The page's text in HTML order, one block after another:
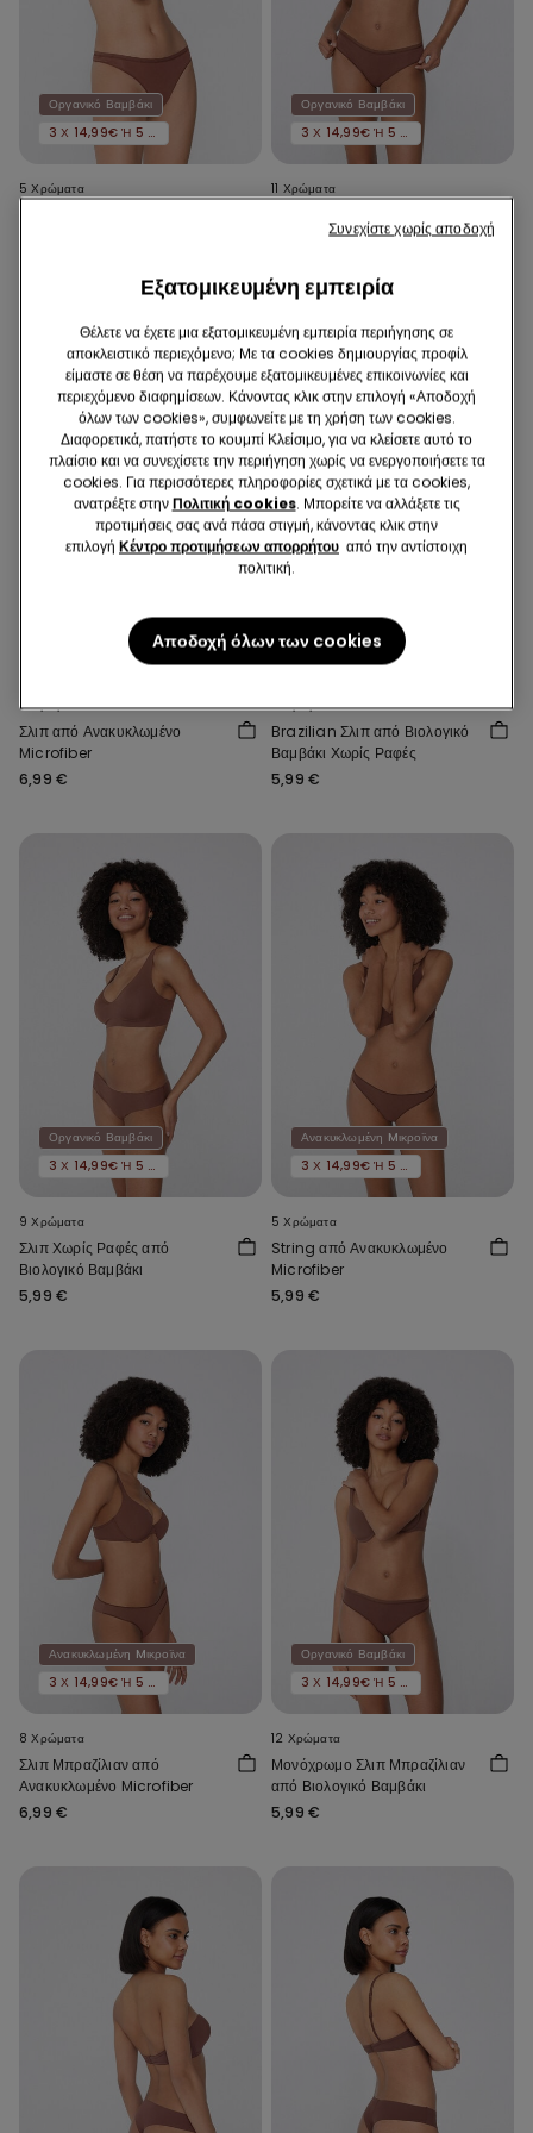
Οργανικό Βαμβάκι
3 Χ 14,99€ Ή 5 Χ 22,99€
5 Χρώματα
Οργανικό Βαμβάκι
3 Χ 14,99€ Ή 5 Χ 22,99€
11 Χρώματα
Ανακυκλωμένη Mικροϊνα
3 Χ 14,99€ Ή 5 Χ 22,99€
5 Χρώματα
Σλιπ από Ανακυκλωμένο
Microfiber
6,99 €
Οργανικό Βαμβάκι
3 Χ 14,99€ Ή 5 Χ 22,99€
9 Χρώματα
Brazilian Σλιπ από Βιολογικό
Βαμβάκι Χωρίς Ραφές
5,99 €
Οργανικό Βαμβάκι
3 Χ 14,99€ Ή 5 Χ 22,99€
9 Χρώματα
Σλιπ Χωρίς Ραφές από
Βιολογικό Βαμβάκι
5,99 €
Ανακυκλωμένη Mικροϊνα
3 Χ 14,99€ Ή 5 Χ 22,99€
5 Χρώματα
String από Ανακυκλωμένο
Microfiber
5,99 €
Ανακυκλωμένη Mικροϊνα
3 Χ 14,99€ Ή 5 Χ 22,99€
8 Χρώματα
Σλιπ Μπραζίλιαν από
Ανακυκλωμένο Microfiber
6,99 €
Οργανικό Βαμβάκι
3 Χ 14,99€ Ή 5 Χ 22,99€
12 Χρώματα
Μονόχρωμο Σλιπ Μπραζίλιαν
από Βιολογικό Βαμβάκι
5,99 €
Εξατομικευμένη εμπειρία
Θέλετε να έχετε μια εξατομικευμένη εμπειρία περιήγησης σε
αποκλειστικό περιεχόμενο; Με τα cookies δημιουργίας προφίλ
είμαστε σε θέση να παρέχουμε εξατομικευμένες επικοινωνίες και
περιεχόμενο διαφημίσεων. Κάνοντας κλικ στην επιλογή «Αποδοχή
όλων των cookies», συμφωνείτε με τη χρήση των cookies.
Διαφορετικά, πατήστε το κουμπί Κλείσιμο, για να κλείσετε αυτό το
πλαίσιο και να συνεχίσετε την περιήγηση χωρίς να ενεργοποιήσετε τα
cookies. Για περισσότερες πληροφορίες σχετικά με τα cookies,
ανατρέξτε στηνΠολιτική cookies. Μπορείτε να αλλάξετε τις
προτιμήσεις σας ανά πάσα στιγμή, κάνοντας κλικ στην
επιλογή Κέντρο προτιμήσεων απορρήτου από την αντίστοιχη
πολιτική.
Αποδοχή όλων των cookies
Συνεχίστε χωρίς αποδοχή